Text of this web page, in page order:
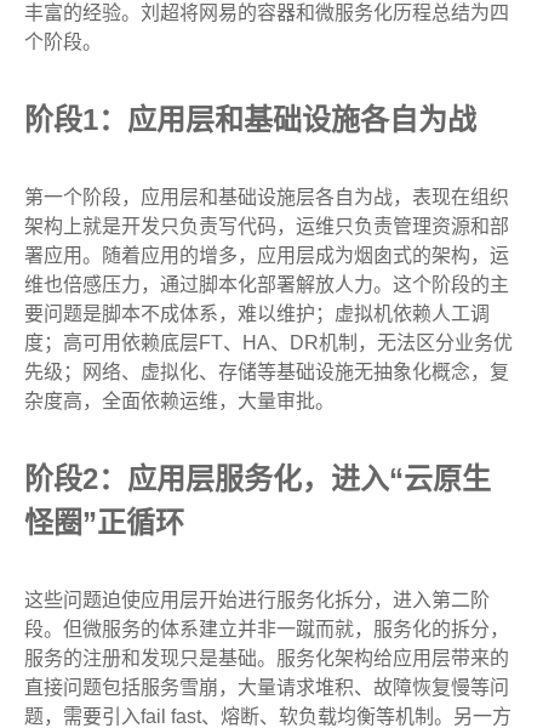
丰富的经验。刘超将网易的容器和微服务化历程总结为四
个阶段。
阶段1：应用层和基础设施各自为战
第一个阶段，应用层和基础设施层各自为战，表现在组织
架构上就是开发只负责写代码，运维只负责管理资源和部
署应用。随着应用的增多，应用层成为烟囱式的架构，运
维也倍感压力，通过脚本化部署解放人力。这个阶段的主
要问题是脚本不成体系，难以维护；虚拟机依赖人工调
度；高可用依赖底层FT、HA、DR机制，无法区分业务优
先级；网络、虚拟化、存储等基础设施无抽象化概念，复
杂度高，全面依赖运维，大量审批。
阶段2：应用层服务化，进入“云原生
怪圈”正循环
这些问题迫使应用层开始进行服务化拆分，进入第二阶
段。但微服务的体系建立并非一蹴而就，服务化的拆分，
服务的注册和发现只是基础。服务化架构给应用层带来的
直接问题包括服务雪崩，大量请求堆积、故障恢复慢等问
题，需要引入fail fast、熔断、软负载均衡等机制。另一方